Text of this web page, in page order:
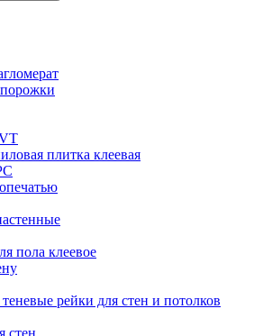
плитка клеевая
пола клеевое
рейки для стен и потолков
стен